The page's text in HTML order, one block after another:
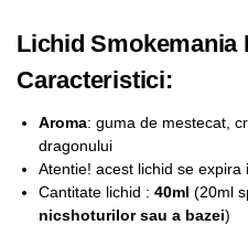
Lichid Smokemania
Caracteristici:
Aroma: guma de mestecat,
dragonului
Atentie! acest lichid se expira
Cantitate lichid : 40ml (20ml
nicshoturilor sau a bazei)